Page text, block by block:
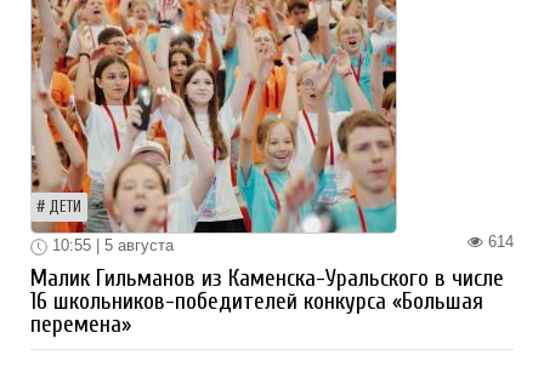
ДЕТИ
614
10:55 | 5 августа
Малик Гильманов из Каменска-Уральского в числе
16 школьников-победителей конкурса «Большая
перемена»